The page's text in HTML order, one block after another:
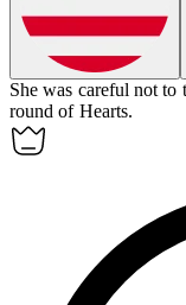
She was careful not to
round of Hearts.